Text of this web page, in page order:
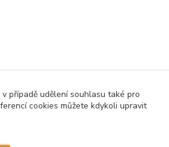
případě udělení souhlasu také pro
cookies můžete kdykoli upravit